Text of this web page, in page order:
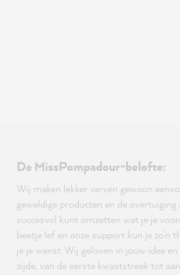
De MissPompadour-belofte:
Wij maken lekker verven gewoon
geweldige producten en de overtuiging
succesvol kunt omzetten wat je je
beetje lef en onze support kun je zo'n
je je wenst. Wij geloven in jouw idee
zijde, van de eerste kwaststreek tot